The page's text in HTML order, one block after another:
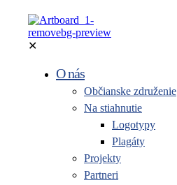
✕
O nás
Občianske združenie
Na stiahnutie
Logotypy
Plagáty
Projekty
Partneri